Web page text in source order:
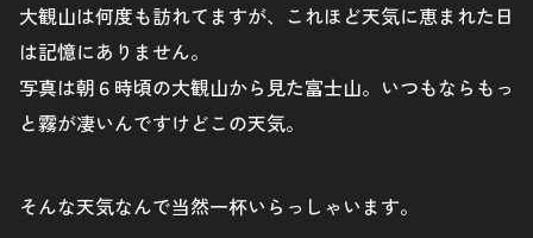
大観山は何度も訪れてますが、これほど天気に恵まれた日
は記憶にありません。
写真は朝６時頃の大観山から見た富士山。いつもならもっ
と霧が凄いんですけどこの天気。
そんな天気なんで当然一杯いらっしゃいます。